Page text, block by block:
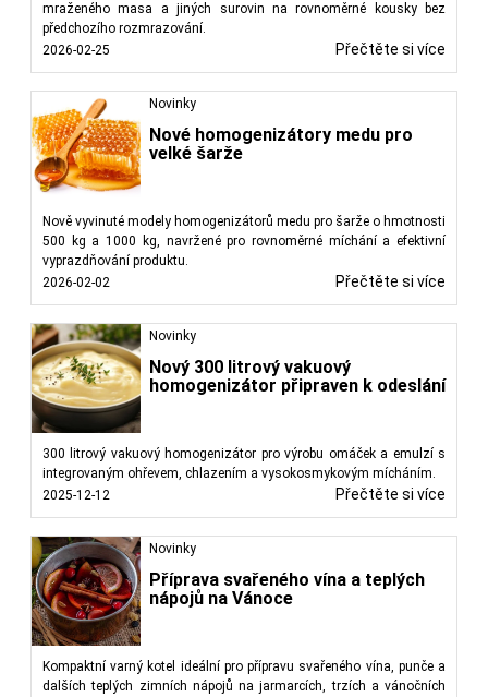
mraženého masa a jiných surovin na rovnoměrné kousky bez
předchozího rozmrazování.
2026-02-25
Přečtěte si více
Novinky
Nové homogenizátory medu pro
velké šarže
Nově vyvinuté modely homogenizátorů medu pro šarže o hmotnosti
500 kg a 1000 kg, navržené pro rovnoměrné míchání a efektivní
vyprazdňování produktu.
2026-02-02
Přečtěte si více
Novinky
Nový 300 litrový vakuový
homogenizátor připraven k odeslání
300 litrový vakuový homogenizátor pro výrobu omáček a emulzí s
integrovaným ohřevem, chlazením a vysokosmykovým mícháním.
2025-12-12
Přečtěte si více
Novinky
Příprava svařeného vína a teplých
nápojů na Vánoce
Kompaktní varný kotel ideální pro přípravu svařeného vína, punče a
dalších teplých zimních nápojů na jarmarcích, trzích a vánočních